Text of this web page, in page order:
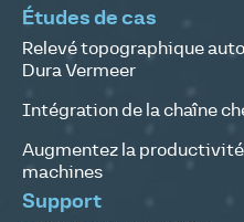
Études de cas
Relevé topographique
Dura Vermeer
Intégration de la chaîne
Augmentez la
machines
Support